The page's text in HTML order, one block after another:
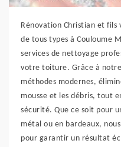
Rénovation Christian et
de tous types à Couloume
services de nettoyage
votre toiture. Grâce à
méthodes modernes,
mousse et les débris, tout
sécurité. Que ce soit pour
métal ou en bardeaux,
pour garantir un résultat